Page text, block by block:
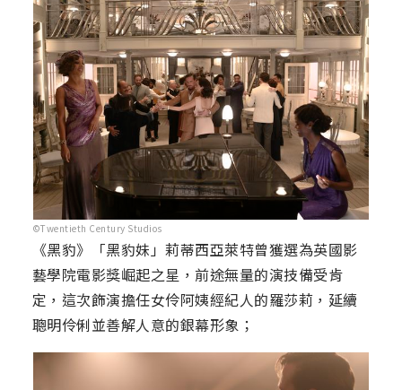
©Twentieth Century Studios
《黑豹》「黑豹妹」莉蒂西亞萊特曾獲選為英國影
藝學院電影獎崛起之星，前途無量的演技備受肯
定，這次飾演擔任女伶阿姨經紀人的羅莎莉，延續
聰明伶俐並善解人意的銀幕形象；